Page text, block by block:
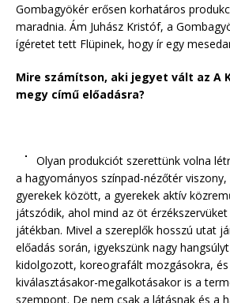
Gombagyökér erősen korhatáros
maradnia. Ám Juhász Kristóf, a
ígéretet tett Flüpinek, hogy ír egy
Mire számítson, aki jegyet vált az A
megy című előadásra?
Olyan produkciót szerettünk volna
a hagyományos színpad-nézőtér
gyerekek között, a gyerekek aktív
játszódik, ahol mind az öt
játékban. Mivel a szereplők hosszú utat
előadás során, igyekszünk nagy
kidolgozott, koreografált mozgásokra,
kiválasztásakor-megalkotásakor is a
szempont. De nem csak a látásnak és a